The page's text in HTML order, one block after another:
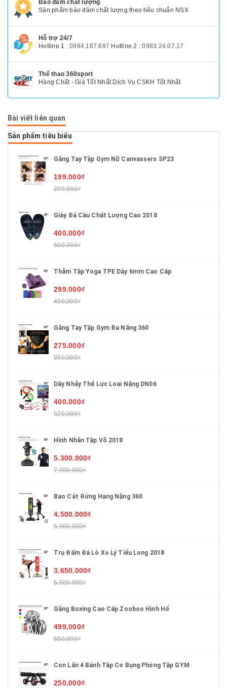
Bảo đảm chất lượng
Sản phẩm bảo đảm chất lượng theo tiêu chuẩn NSX
Hỗ trợ 24/7
Hotline 1 : 0984.187.697 Hotline 2 :0983.24.07.17
Thể thao 360sport
Hàng Chất - Giá Tốt Nhất Dịch Vụ CSKH Tốt Nhất
Bài viết liên quan
Sản phẩm tiêu biểu
Găng Tay Tập Gym Nữ Canvassers SP23
199.000₫
299.000₫
Giày Đá Cầu Chất Lượng Cao 2018
400.000₫
500.000₫
Thảm Tập Yoga TPE Dày 6mm Cao Cấp
299.000₫
450.000₫
Găng Tay Tập Gym Đa Năng 360
275.000₫
350.000₫
Dây Nhảy Thể Lực Loại Nặng DN06
400.000₫
520.000₫
Hình Nhân Tập Võ 2018
5.300.000₫
7.000.000₫
Bao Cát Đứng Hạng Nặng 360
4.500.000₫
5.900.000₫
Trụ Đấm Đá Lò Xo Lý Tiểu Long 2018
3.650.000₫
5.500.000₫
Găng Boxing Cao Cấp Zooboo Hình Hổ
499.000₫
650.000₫
Con Lăn 4 Bánh Tập Cơ Bụng Phòng Tập GYM
250.000₫